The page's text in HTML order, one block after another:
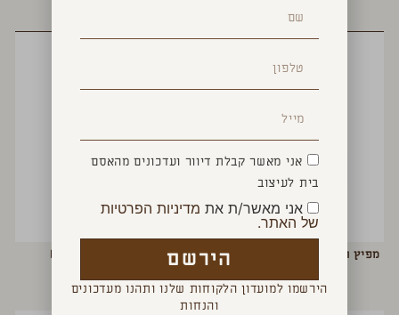
YOU MAY ALSO LIKE
מפיץ ריח מקלות VELVET WOOD
אני מאשר קבלת דיוור ועדכונים מהאסם
בית לעיצוב
אני מאשר/ת את מדיניות הפרטיות
של האתר.
הירשם
הירשמו למועדון הלקוחות שלנו ותהנו מעדכונים
והנחות